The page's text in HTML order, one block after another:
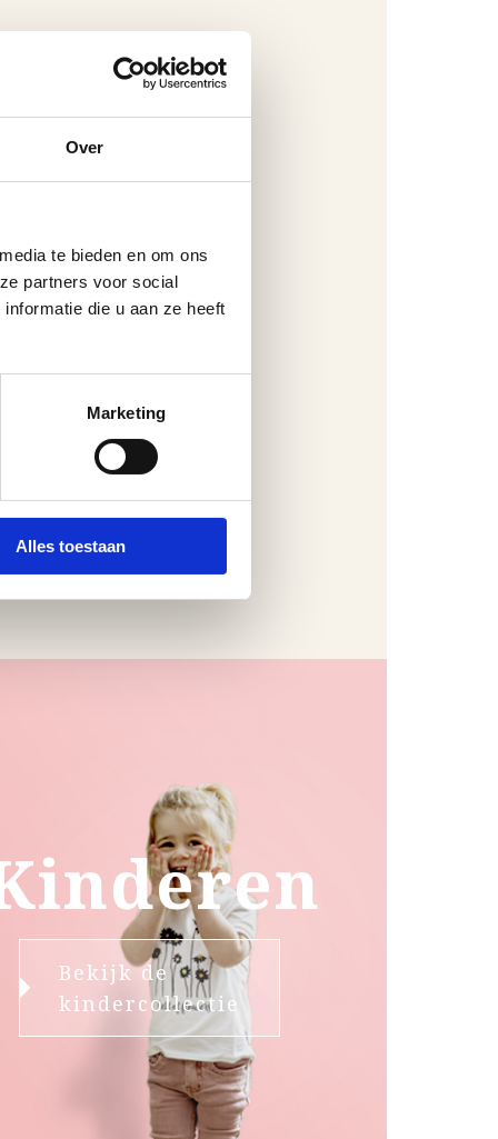
Over
te bieden en om ons
partners voor social
die u aan ze heeft
Marketing
Alles toestaan
Bekijk de
kindercollectie